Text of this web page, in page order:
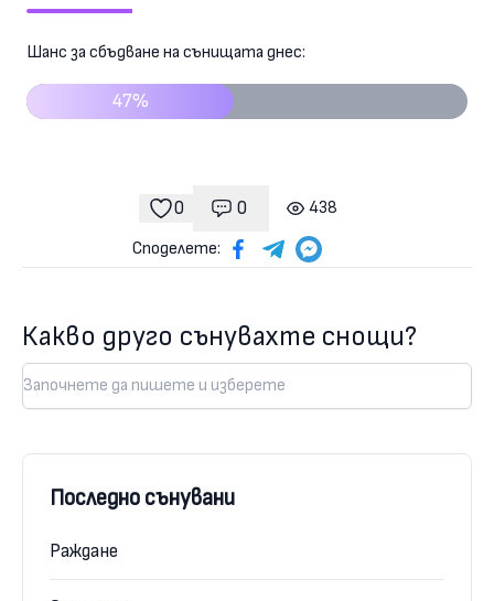
Шанс за сбъдване на сънищата днес:
47%
0
харесвания
0
Коментари
438
гледания
Споделете:
Какво друго сънувахте снощи?
Последно сънувани
Раждане